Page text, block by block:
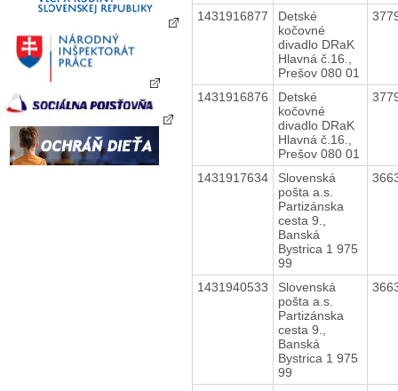
1431916877
Detské
kočovné
divadlo DRaK
Hlavná č.16.,
Prešov 080 01
1431916876
Detské
kočovné
divadlo DRaK
Hlavná č.16.,
Prešov 080 01
1431917634
Slovenská
pošta a.s.
Partizánska
cesta 9.,
Banská
Bystrica 1 975
99
1431940533
Slovenská
pošta a.s.
Partizánska
cesta 9.,
Banská
Bystrica 1 975
99